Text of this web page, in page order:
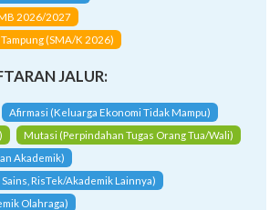
2026/2027
(SMA/K 2026)
JALUR:
Afirmasi (Keluarga Ekonomi Tidak Mampu)
Mutasi (Perpindahan Tugas Orang Tua/Wali)
Akademik)
RisTek/Akademik Lainnya)
Olahraga)